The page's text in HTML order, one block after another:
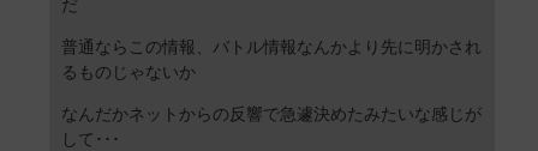
だ
普通ならこの情報、バトル情報なんかより先に明かされ
るものじゃないか
なんだかネットからの反響で急遽決めたみたいな感じが
して･･･